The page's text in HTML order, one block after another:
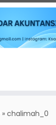
» chalimah_0